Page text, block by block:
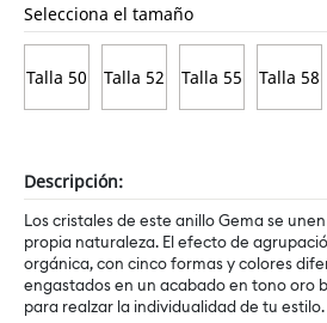
Selecciona el tamaño
Talla 50 Talla 52 Talla 55 Talla 58
Descripción:
Los cristales de este anillo Gema se
propia naturaleza. El efecto de
orgánica, con cinco formas y colores
engastados en un acabado en tono oro
para realzar la individualidad de tu estilo.